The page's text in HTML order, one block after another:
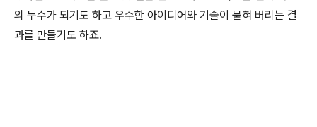
의 누수가 되기도 하고 우수한 아이디어와 기술이 묻혀 버리는 결
과를 만들기도 하죠.